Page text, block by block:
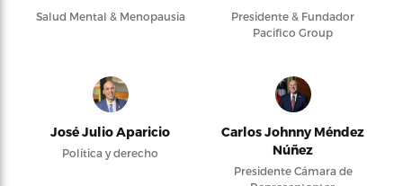
Salud Mental & Menopausia
Presidente & Fundador
Pacifico Group
José Julio Aparicio
Política y derecho
Carlos Johnny Méndez
Núñez
Presidente Cámara de